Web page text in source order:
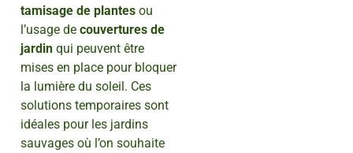
tamisage de plantes ou
l’usage de couvertures de
jardin qui peuvent être
mises en place pour bloquer
la lumière du soleil. Ces
solutions temporaires sont
idéales pour les jardins
sauvages où l’on souhaite